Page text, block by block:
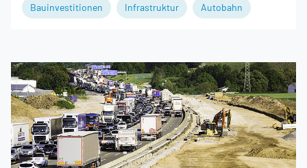
Bauinvestitionen Infrastruktur Autobahn